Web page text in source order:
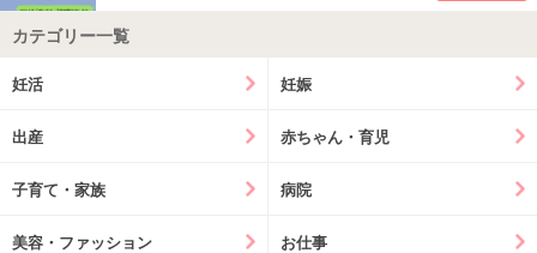
カテゴリー一覧
妊活 妊娠
出産 赤ちゃん・育児
子育て・家族 病院
美容・ファッション お仕事